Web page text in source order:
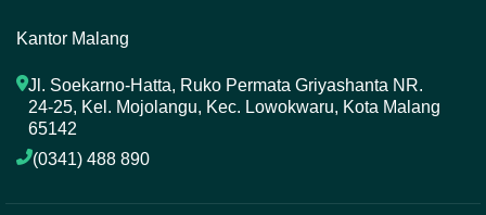
Kantor Malang
Jl. Soekarno-Hatta, Ruko Permata Griyashanta NR.
24-25, Kel. Mojolangu, Kec. Lowokwaru, Kota Malang
65142
(0341) 488 890